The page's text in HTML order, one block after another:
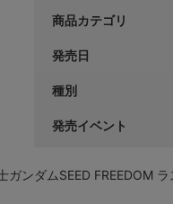
商品カテゴリ
発売日
種別
発売イベント
ンダムSEED FREEDOM